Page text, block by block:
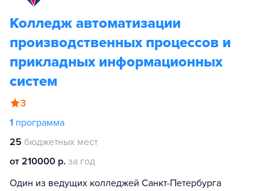
Колледж автоматизации
производственных процессов и
прикладных информационных
систем
3
1 программа
25 бюджетных мест
от 210000 р. за год
Один из ведущих колледжей Санкт-Петербурга